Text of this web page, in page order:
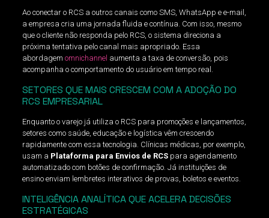
Ao conectar o RCS a outros canais como SMS, WhatsApp e e-mail,
a empresa cria uma jornada fluida e contínua. Com isso, mesmo
que o cliente não responda pelo RCS, o sistema direciona a
próxima tentativa pelo canal mais apropriado. Essa
abordagem omnichannel aumenta a taxa de conversão, pois
acompanha o comportamento do usuário em tempo real.
SETORES QUE MAIS CRESCEM COM A ADOÇÃO DO
RCS EMPRESARIAL
Enquanto o varejo já utiliza o RCS para promoções e lançamentos,
setores como saúde, educação e logística vêm crescendo
rapidamente com essa tecnologia. Clínicas médicas, por exemplo,
usam a Plataforma para Envios de RCSpara agendamento
automatizado com botões de confirmação. Já instituições de
ensino enviam lembretes interativos de provas, boletos e eventos.
INTELIGÊNCIA ANALÍTICA QUE ACELERA DECISÕES
ESTRATÉGICAS